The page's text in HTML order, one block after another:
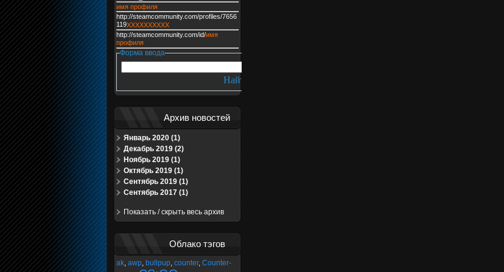
имя профиля
http://steamcommunity.com/profiles/7656
119XXXXXXXXXX
http://steamcommunity.com/id/имя
профиля
Форма ввода
Архив новостей
Январь 2020 (1)
Декабрь 2019 (2)
Ноябрь 2019 (1)
Октябрь 2019 (1)
Сентябрь 2019 (1)
Сентябрь 2017 (1)
Показать / скрыть весь архив
Облако тэгов
ak, awp, bullpup, counter, Counter-